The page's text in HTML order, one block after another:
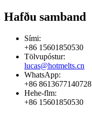
Hafðu samband
Sími:
+86 15601850530
Tölvupóstur:
lucas@hotmelts.cn
WhatsApp:
+86 8613677140728
Hehe-flm:
+86 15601850530